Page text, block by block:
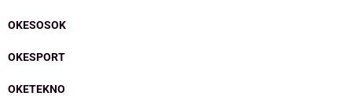
OKESOSOK
OKESPORT
OKETEKNO